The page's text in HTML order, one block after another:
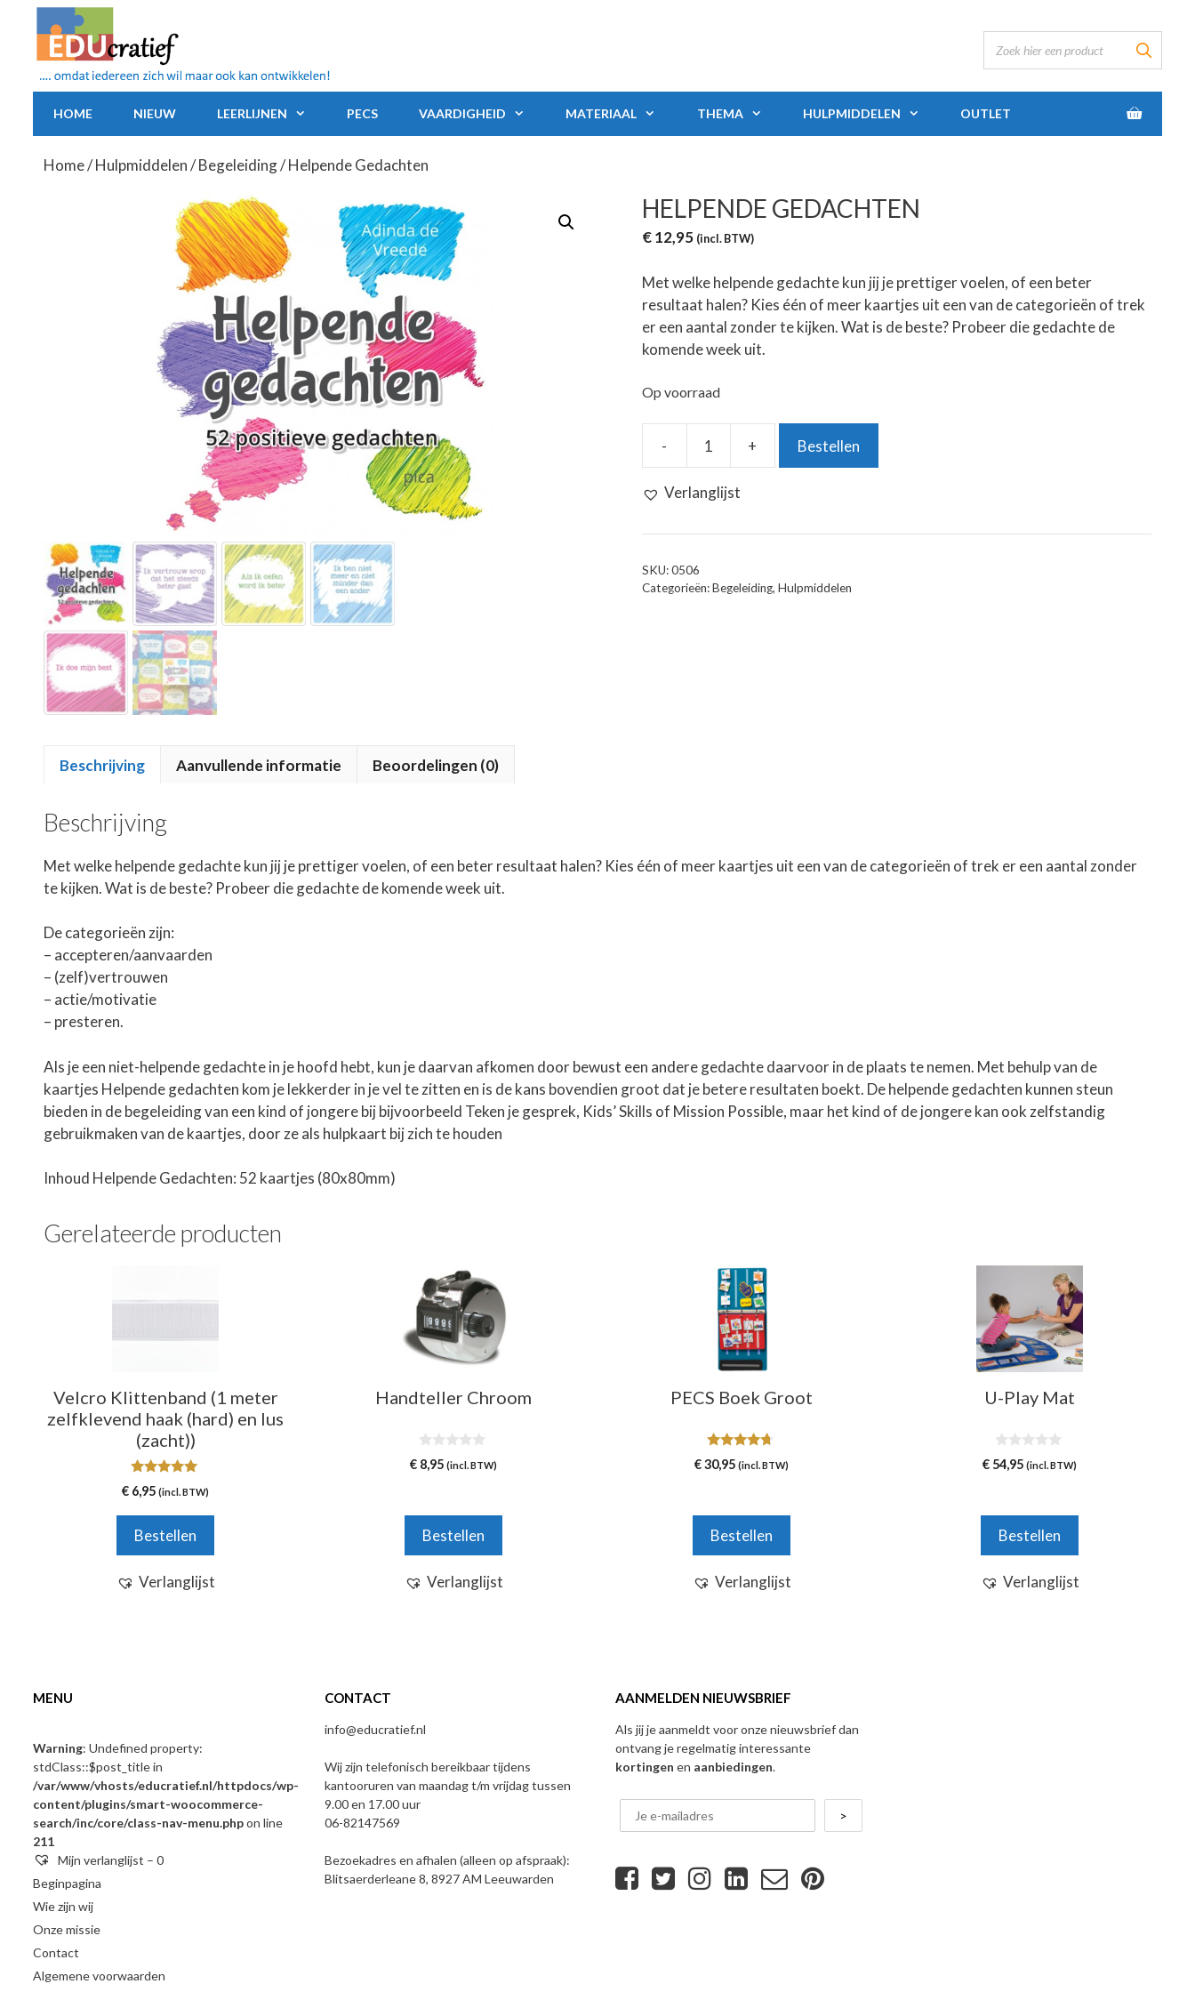
inhoud
HOME NIEUW LEERLIJNEN PECS VAARDIGHEID MATERIAAL THEMA HULPMIDDELEN OUTLET
Home/Hulpmiddelen/Begeleiding/ Helpende Gedachten
HELPENDE GEDACHTEN
€12,95 (incl. BTW)
Met welke helpende gedachte kun jij je prettiger voelen, of een beter
resultaat halen? Kies één of meer kaartjes uit een van de categorieën of trek
er een aantal zonder te kijken. Wat is de beste? Probeer die gedachte de
komende week uit.
Op voorraad
-
aantal
+ Bestellen
Verlanglijst
SKU:0506
Categorieën:Begeleiding, Hulpmiddelen
Beschrijving Aanvullende informatie Beoordelingen (0)
Beschrijving
Met welke helpende gedachte kun jij je prettiger voelen, of een beter resultaat halen? Kies één of meer kaartjes uit een van de categorieën of trek er een aantal zonder
te kijken. Wat is de beste? Probeer die gedachte de komende week uit.
De categorieën zijn:
– accepteren/aanvaarden
– (zelf)vertrouwen
– actie/motivatie
– presteren.
Als je een niet-helpende gedachte in je hoofd hebt, kun je daarvan afkomen door bewust een andere gedachte daarvoor in de plaats te nemen. Met behulp van de
kaartjes Helpende gedachten kom je lekkerder in je vel te zitten en is de kans bovendien groot dat je betere resultaten boekt. De helpende gedachten kunnen steun
bieden in de begeleiding van een kind of jongere bij bijvoorbeeld Teken je gesprek, Kids’ Skills of Mission Possible, maar het kind of de jongere kan ook zelfstandig
gebruikmaken van de kaartjes, door ze als hulpkaart bij zich te houden
Inhoud Helpende Gedachten: 52 kaartjes (80x80mm)
Gerelateerde producten
Velcro Klittenband (1 meter
zelfklevend haak (hard) en lus
(zacht))
5.00
van 5
€ 6,95 (incl. BTW)
Bestellen
Verlanglijst
Handteller Chroom
0
v
€ 8,95 (incl. BTW)
Bestellen
Verlanglijst
PECS Boek Groot
4.54
van 5
€30,95 (incl. BTW)
Bestellen
productpagina
Verlanglijst
U-Play Mat
0
v
€ 54,95 (incl. BTW)
Bestellen
Verlanglijst
MENU
Warning: Undefined property:
stdClass::$post_title in
/var/www/vhosts/educratief.nl/httpdocs/wp-
content/plugins/smart-woocommerce-
search/inc/core/class-nav-menu.phpon line
211
Mijn verlanglijst – 0
Beginpagina
Wie zijn wij
Onze missie
Contact
Algemene voorwaarden
CONTACT
info@educratief.nl
Wij zijn telefonisch bereikbaar tijdens
kantooruren van maandag t/m vrijdag tussen
9.00 en 17.00 uur
06-82147569
Bezoekadres en afhalen (alleen op afspraak):
Blitsaerderleane 8, 8927 AM Leeuwarden
AANMELDEN NIEUWSBRIEF
Als jij je aanmeldt voor onze nieuwsbrief dan
ontvang je regelmatig interessante
kortingen en aanbiedingen.